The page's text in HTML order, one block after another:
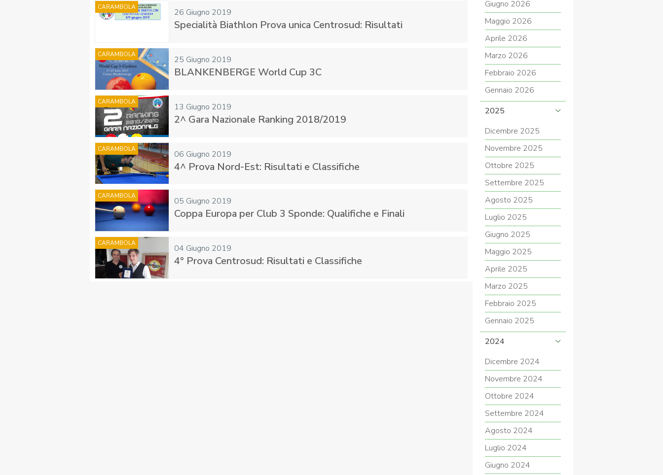
FIBISCUOLA-
JUNIORES
COVID-19
Privacy Policy Cookie Policy Link Federazione Trasparente
26 Giugno 2019
CARAMBOLA
Specialità Biathlon Prova unica Centrosud: Risultati
25 Giugno 2019
CARAMBOLA
BLANKENBERGE World Cup 3C
13 Giugno 2019
CARAMBOLA
2^ Gara Nazionale Ranking 2018/2019
06 Giugno 2019
CARAMBOLA
4^ Prova Nord-Est: Risultati e Classifiche
05 Giugno 2019
CARAMBOLA
Coppa Europa per Club 3 Sponde: Qualifiche e Finali
04 Giugno 2019
CARAMBOLA
4° Prova Centrosud: Risultati e Classifiche
Giugno 2026
Maggio 2026
Aprile 2026
Marzo 2026
Febbraio 2026
Gennaio 2026
2025
Dicembre 2025
Novembre 2025
Ottobre 2025
Settembre 2025
Agosto 2025
Luglio 2025
Giugno 2025
Maggio 2025
Aprile 2025
Marzo 2025
Febbraio 2025
Gennaio 2025
2024
Dicembre 2024
Novembre 2024
Ottobre 2024
Settembre 2024
Agosto 2024
Luglio 2024
Giugno 2024